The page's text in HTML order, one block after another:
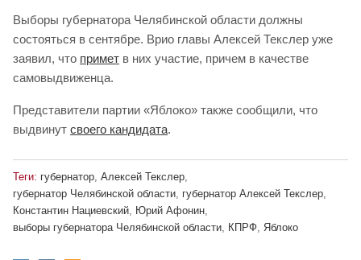
Выборы губернатора Челябинской области должны
состояться в сентябре. Врио главы Алексей Текслер уже
заявил, что примет в них участие, причем в качестве
самовыдвиженца.
Представители партии «Яблоко» также сообщили, что
выдвинут своего кандидата.
Теги: губернатор, Алексей Текслер,
губернатор Челябинской области, губернатор Алексей Текслер,
Константин Нациевский, Юрий Афонин,
выборы губернатора Челябинской области, КПРФ, Яблоко